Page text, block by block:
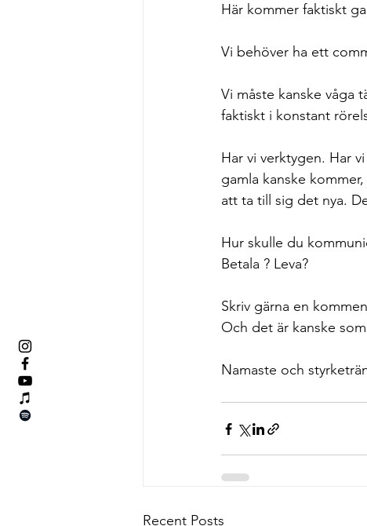
Här kommer faktiskt
Vi behöver ha ett
Vi måste kanske våga
faktiskt i konstant
Har vi verktygen. Har
gamla kanske
att ta till sig det nya.
Hur skulle du
Betala ? Leva?
Skriv gärna en
Och det är kanske
Namaste och
Recent Posts